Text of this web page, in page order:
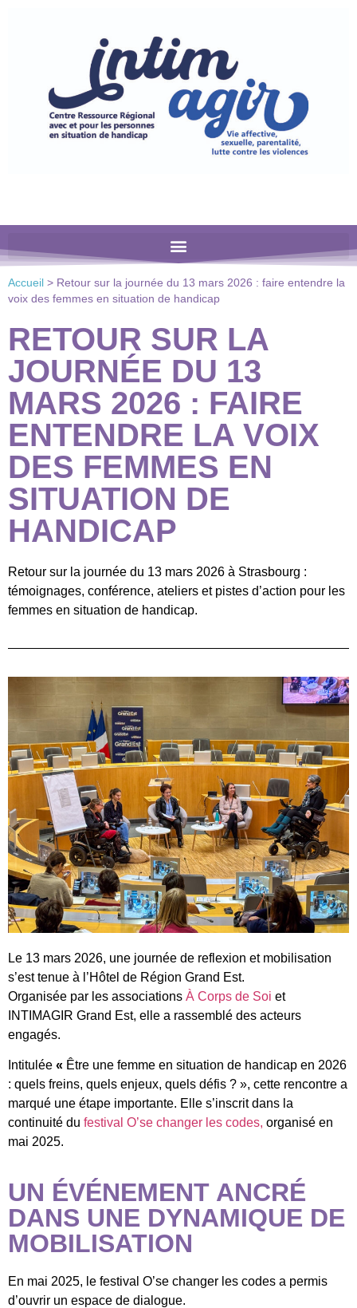
comprend
Accueil > Retour sur la journée du 13 mars 2026 : faire entendre la
voix des femmes en situation de handicap
RETOUR SUR LA
JOURNÉE DU 13
MARS 2026 : FAIRE
ENTENDRE LA VOIX
DES FEMMES EN
SITUATION DE
HANDICAP
Retour sur la journée du 13 mars 2026 à Strasbourg :
témoignages, conférence, ateliers et pistes d’action pour les
femmes en situation de handicap.
Le 13 mars 2026, une journée de reflexion et mobilisation
s’est tenue à l’Hôtel de Région Grand Est.
Organisée par les associations À Corps de Soi et
INTIMAGIR Grand Est, elle a rassemblé des acteurs
engagés.
Intitulée « Être une femme en situation de handicap en 2026
: quels freins, quels enjeux, quels défis ? », cette rencontre a
marqué une étape importante. Elle s’inscrit dans la
continuité du festival O’se changer les codes, organisé en
mai 2025.
UN ÉVÉNEMENT ANCRÉ
DANS UNE DYNAMIQUE DE
MOBILISATION
En mai 2025, le festival O’se changer les codes a permis
d’ouvrir un espace de dialogue.